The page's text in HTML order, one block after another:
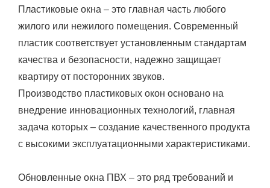
Пластиковые окна – это главная часть любого
жилого или нежилого помещения. Современный
пластик соответствует установленным стандартам
качества и безопасности, надежно защищает
квартиру от посторонних звуков.
Производство пластиковых окон основано на
внедрение инновационных технологий, главная
задача которых – создание качественного продукта
с высокими эксплуатационными характеристиками.
Обновленные окна ПВХ – это ряд требований и